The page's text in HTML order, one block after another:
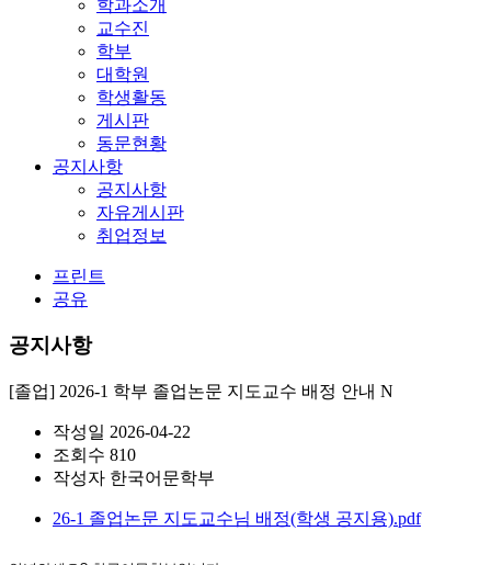
학과소개
교수진
학부
대학원
학생활동
게시판
동문현황
공지사항
공지사항
자유게시판
취업정보
프린트
공유
공지사항
[졸업] 2026-1 학부 졸업논문 지도교수 배정 안내 N
작성일 2026-04-22
조회수 810
작성자 한국어문학부
26-1 졸업논문 지도교수님 배정(학생 공지용).pdf